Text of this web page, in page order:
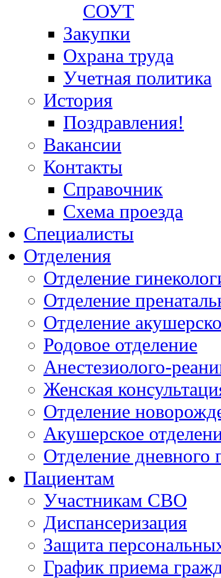
СОУТ
Закупки
Охрана труда
Учетная политика
История
Поздравления!
Вакансии
Контакты
Справочник
Схема проезда
Специалисты
Отделения
Отделение
Отделение
Отделение
Родовое отделение
Анестезиолого-
Женская
Отделение
Акушерское
Отделение дневного
Пациентам
Участникам СВО
Диспансеризация
Защита
График приема